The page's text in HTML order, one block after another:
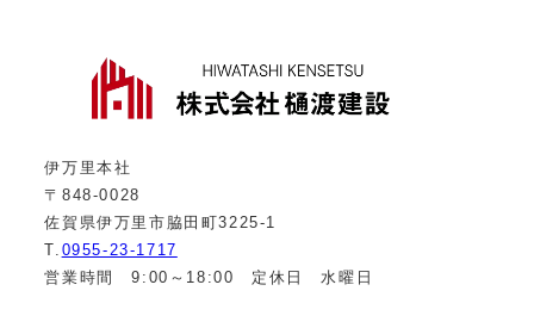
伊万里本社
〒848-0028
佐賀県伊万里市脇田町3225-1
T. 0955-23-1717
営業時間 9:00～18:00 定休日 水曜日